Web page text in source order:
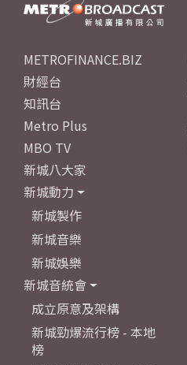
METROFINANCE.BIZ
財經台
知訊台
Metro Plus
MBO TV
新城八大家
新城動力
新城製作
新城音樂
新城娛樂
新城音統會
成立原意及架構
新城勁爆流行榜 - 本地
榜